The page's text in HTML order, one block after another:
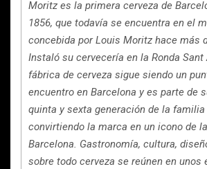
Moritz es la primera cerveza de
1856, que todavía se encuentra en el
concebida por Louis Moritz hace más
Instaló su cervecería en la Ronda
fábrica de cerveza sigue siendo un
encuentro en Barcelona y es parte de
quinta y sexta generación de la
convirtiendo la marca en un icono de
Barcelona. Gastronomía, cultura,
sobre todo cerveza se reúnen en unos